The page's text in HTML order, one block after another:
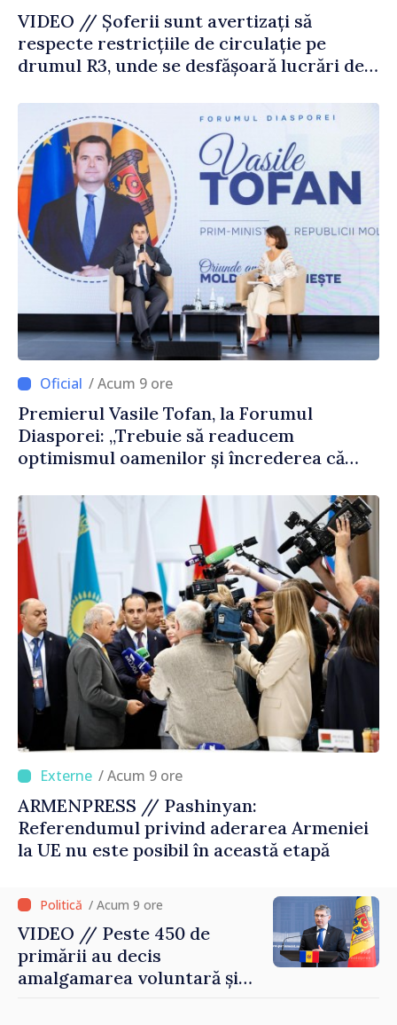
VIDEO // Șoferii sunt avertizați să
respecte restricțiile de circulație pe
drumul R3, unde se desfășoară lucrări de
/ Acum 9 ore
Premierul Vasile Tofan, la Forumul
Diasporei: „Trebuie să readucem
optimismul oamenilor și încrederea că
corectă”
/ Acum 9 ore
ARMENPRESS // Pashinyan:
Referendumul privind aderarea Armeniei
la UE nu este posibil în această etapă
/ Acum 9 ore
VIDEO // Peste 450 de
primării au decis
amalgamarea voluntară și